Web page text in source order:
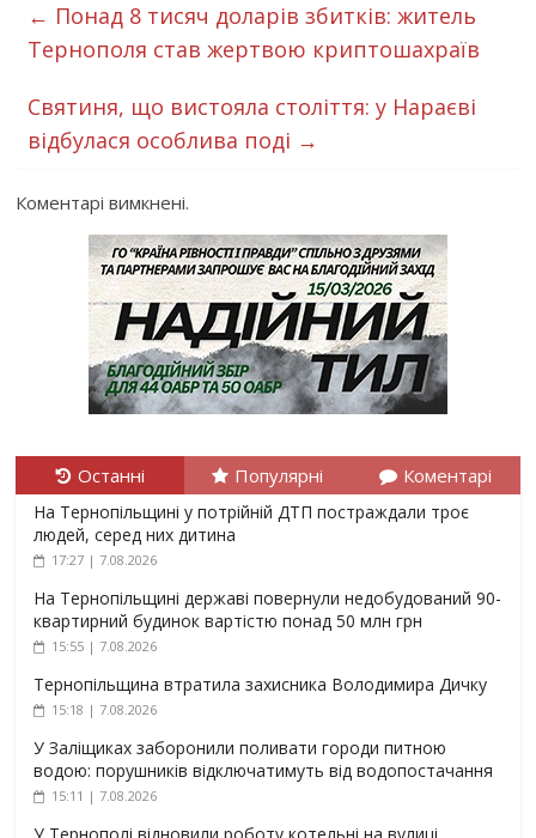
← Понад 8 тисяч доларів збитків: житель
Тернополя став жертвою криптошахраїв
Святиня, що вистояла століття: у Нараєві
відбулася особлива поді →
Коментарі вимкнені.
Останні Популярні Коментарі
На Тернопільщині у потрійній ДТП постраждали троє
людей, серед них дитина
17:27 | 7.08.2026
На Тернопільщині державі повернули недобудований 90-
квартирний будинок вартістю понад 50 млн грн
15:55 | 7.08.2026
Тернопільщина втратила захисника Володимира Дичку
15:18 | 7.08.2026
У Заліщиках заборонили поливати городи питною
водою: порушників відключатимуть від водопостачання
15:11 | 7.08.2026